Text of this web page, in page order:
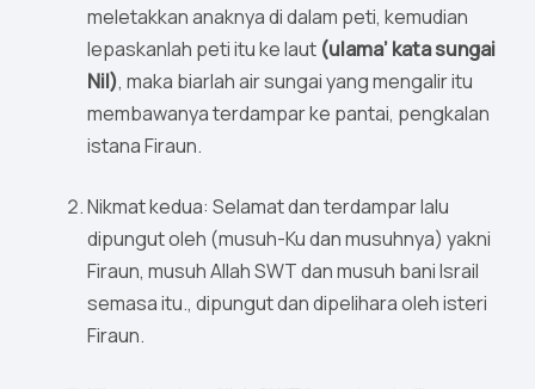
meletakkan anaknya di dalam peti, kemudian
lepaskanlah peti itu ke laut (ulama’ kata sungai
Nil), maka biarlah air sungai yang mengalir itu
membawanya terdampar ke pantai, pengkalan
istana Firaun.
Nikmat kedua: Selamat dan terdampar lalu
dipungut oleh (musuh-Ku dan musuhnya) yakni
Firaun, musuh Allah SWT dan musuh bani Israil
semasa itu., dipungut dan dipelihara oleh isteri
Firaun.